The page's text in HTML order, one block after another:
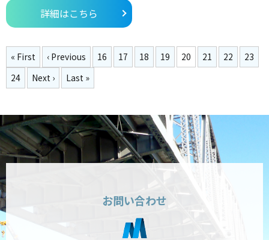
詳細はこちら
« First ‹ Previous 16 17 18 19 20 21 22
23
24
Next › Last »
お問い合わせ